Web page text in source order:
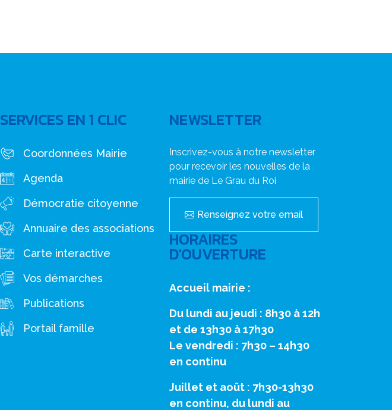
SERVICES EN 1 CLIC
Coordonnées Mairie
Agenda
Démocratie citoyenne
Annuaire des associations
Carte interactive
Vos démarches
Publications
Portail famille
NEWSLETTER
Inscrivez-vous à notre newsletter
pour recevoir les nouvelles de la
mairie de Le Grau du Roi
Renseignez votre email
HORAIRES
D'OUVERTURE
Accueil mairie :
Du lundi au jeudi : 8h30 à 12h
et de 13h30 à 17h30
Le vendredi : 7h30 – 14h30
en continu
Juillet et août : 7h30-13h30
en continu, du lundi au